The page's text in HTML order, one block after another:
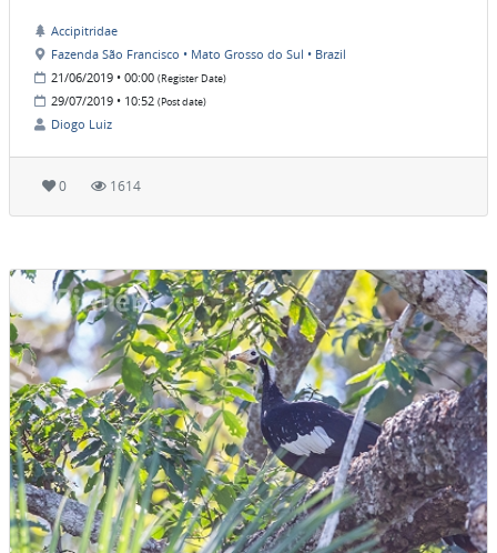
Accipitridae
Fazenda São Francisco • Mato Grosso do Sul • Brazil
21/06/2019 • 00:00 (Register Date)
29/07/2019 • 10:52 (Post date)
Diogo Luiz
0 1614